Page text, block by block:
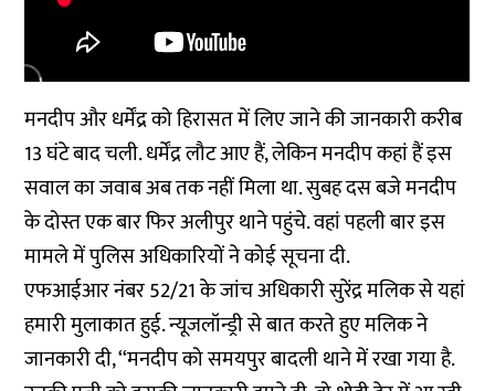
मनदीप और धर्मेंद्र को हिरासत में लिए जाने की जानकारी करीब
13 घंटे बाद चली. धर्मेंद्र लौट आए हैं, लेकिन मनदीप कहां हैं इस
सवाल का जवाब अब तक नहीं मिला था. सुबह दस बजे मनदीप
के दोस्त एक बार फिर अलीपुर थाने पहुंचे. वहां पहली बार इस
मामले में पुलिस अधिकारियों ने कोई सूचना दी.
एफआईआर नंबर 52/21 के जांच अधिकारी सुरेंद्र मलिक से यहां
हमारी मुलाकात हुई. न्यूजलॉन्ड्री से बात करते हुए मलिक ने
जानकारी दी, ‘‘मनदीप को समयपुर बादली थाने में रखा गया है.